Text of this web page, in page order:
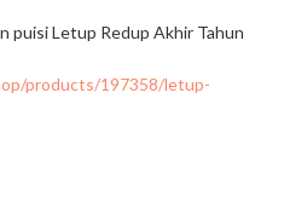
puisi Letup Redup Akhir Tahun
products/197358/letup-